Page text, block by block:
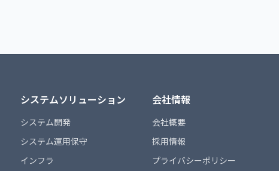
システムソリューション
システム開発
システム運用保守
インフラ
会社情報
会社概要
採用情報
プライバシーポリシー